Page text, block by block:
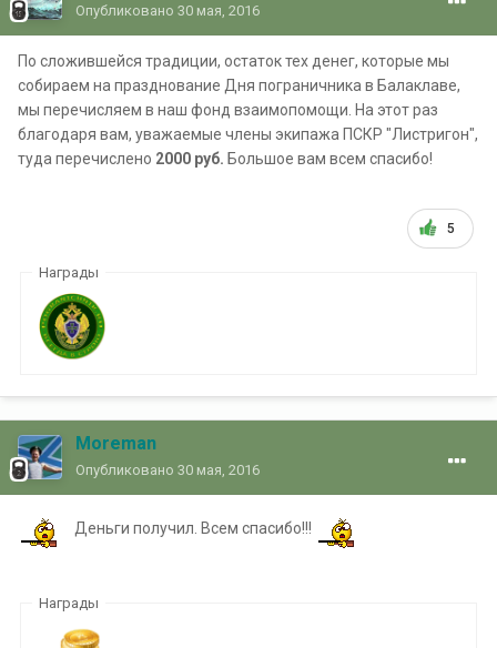
Опубликовано 30 мая, 2016
По сложившейся традиции, остаток тех денег, которые мы
собираем на празднование Дня пограничника в Балаклаве,
мы перечисляем в наш фонд взаимопомощи. На этот раз
благодаря вам, уважаемые члены экипажа ПСКР "Листригон",
туда перечислено 2000 руб. Большое вам всем спасибо!
5
Награды
Moreman
Опубликовано 30 мая, 2016
Деньги получил. Всем спасибо!!!
Награды